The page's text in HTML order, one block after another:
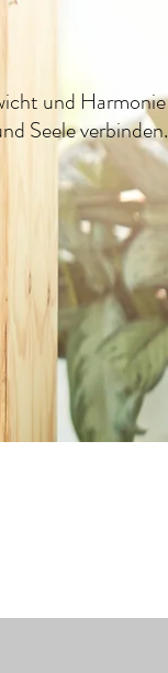
und Harmonie
Seele verbinden.